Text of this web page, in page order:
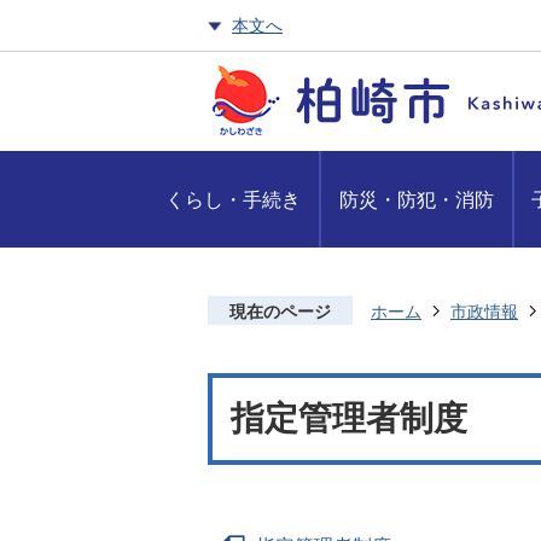
本文へ
くらし・手続き 防災・防犯・消防
現在のページ ホーム 市政情報
指定管理者制度